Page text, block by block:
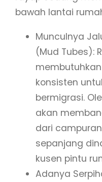
bawah lantai
Munculnya
(Mud Tubes):
konsisten
bermigrasi.
akan
dari
sepanjang
kusen pintu
Adanya